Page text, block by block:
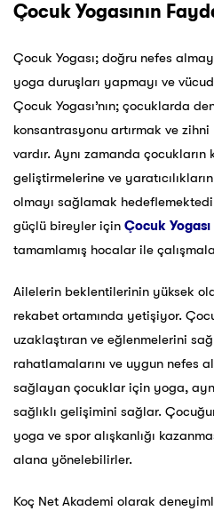
Çocuk Yogasının
Çocuk Yogası; doğru nefes
yoga duruşları yapmayı ve
Çocuk Yogası’nın; çocuklarda
konsantrasyonu artırmak ve
vardır. Aynı zamanda
geliştirmelerine ve
olmayı sağlamak
güçlü bireyler için Çocuk
tamamlamış hocalar ile
Ailelerin beklentilerinin yüksek
rekabet ortamında yetişiyor.
uzaklaştıran ve eğlenmelerini
rahatlamalarını ve uygun nefes
sağlayan çocuklar için yoga,
sağlıklı gelişimini sağlar.
yoga ve spor alışkanlığı
alana yönelebilirler.
Koç Net Akademi olarak